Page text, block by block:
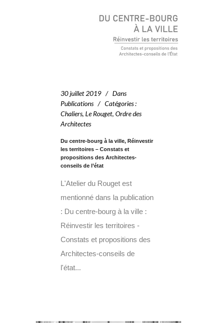
30 juillet 2019
Dans
Publications
Catégories:
Chaliers, Le Rouget, Ordre des
Architectes
Du centre-bourg à la ville, Réinvestir
les territoires – Constats et
propositions des Architectes-
conseils de l’état
L'Atelier du Rouget est
mentionné dans la publication
: Du centre-bourg à la ville :
Réinvestir les territoires -
Constats et propositions des
Architectes-conseils de
l'état...